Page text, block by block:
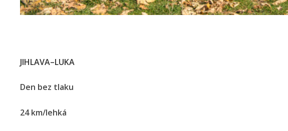
JIHLAVA–LUKA
Den bez tlaku
24 km/lehká